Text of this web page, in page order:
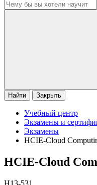
Найти Закрыть
Учебный центр
Экзамены и
Экзамены
HCIE-Cloud
HCIE-Cloud
H13-531